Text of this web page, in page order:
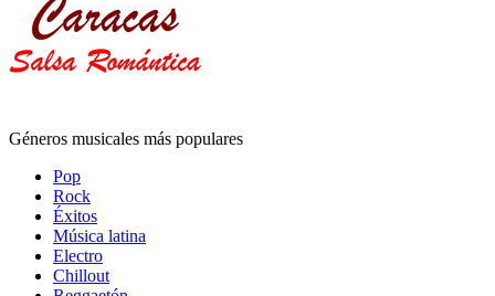
Géneros musicales más populares
Pop
Rock
Éxitos
Música latina
Electro
Chillout